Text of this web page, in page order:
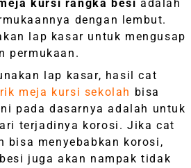
kursi rangka besi adalah
dengan lembut.
lap kasar untuk mengusap
permukaan.
lap kasar, hasil cat
meja kursi sekolah bisa
pada dasarnya adalah untuk
terjadinya korosi. Jika cat
bisa menyebabkan korosi,
juga akan nampak tidak